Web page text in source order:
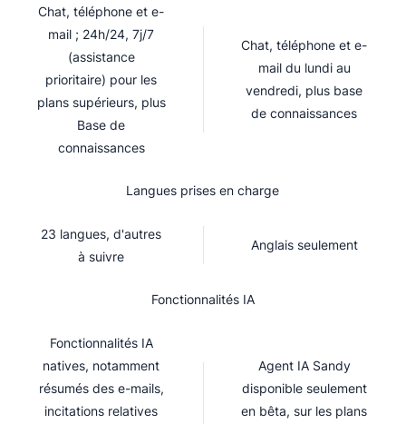
Chat, téléphone et e-
mail ; 24h/24, 7j/7
(assistance
prioritaire) pour les
plans supérieurs, plus
Base de
connaissances
Chat, téléphone et e-
mail du lundi au
vendredi, plus base
de connaissances
Langues prises en charge
23 langues, d'autres
à suivre
Anglais seulement
Fonctionnalités IA
Fonctionnalités IA
natives, notamment
résumés des e-mails,
incitations relatives
Agent IA Sandy
disponible seulement
en bêta, sur les plans